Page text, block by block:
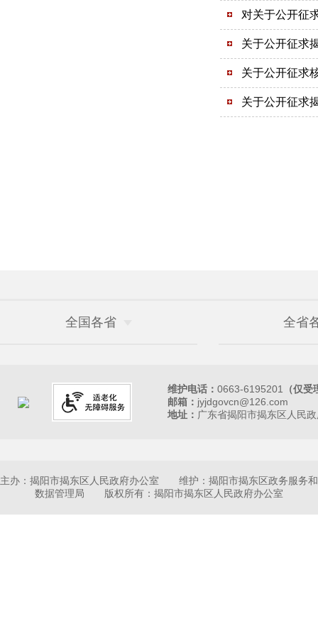
对关于公开征
关于公开征求
关于公开征求
关于公开征求
全国各省 全省
维护电话： 0663-6195201
（仅
邮箱： jyjdgovcn@126.com
地址： 广东省揭阳市揭东区人民
主办：揭阳市揭东区人民政府办公室 维护：揭阳市揭东区政务服务和
数据管理局 版权所有：揭阳市揭东区人民政府办公室